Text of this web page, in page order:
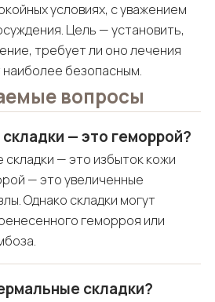
условиях, с уважением
Цель — установить,
требует ли оно лечения
наиболее безопасным.
вопросы
— это геморрой?
— это избыток кожи
— это увеличенные
Однако складки могут
геморроя или
складки?